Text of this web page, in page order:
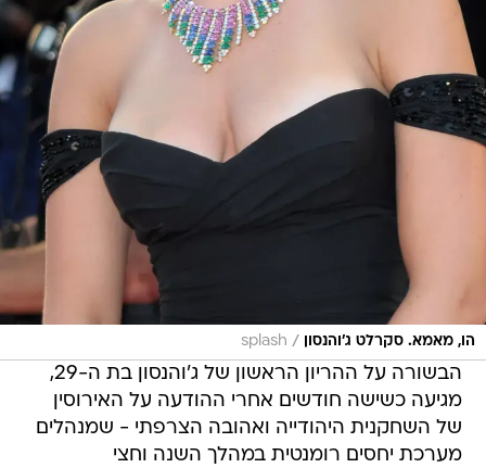
הו, מאמא. סקרלט ג'והנסון /
splash
הבשורה על ההריון הראשון של ג'והנסון בת ה-29,
מגיעה כשישה חודשים אחרי ההודעה על האירוסין
של השחקנית היהודייה ואהובה הצרפתי - שמנהלים
מערכת יחסים רומנטית במהלך השנה וחצי